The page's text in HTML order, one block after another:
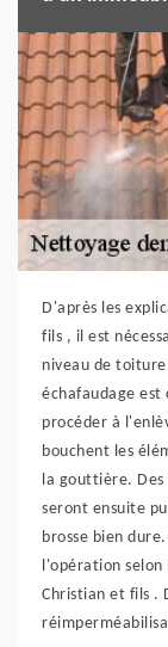
D'après les
fils , il est
niveau de
échafaudage est
procéder à
bouchent les
la gouttière.
seront ensuite
brosse bien
l'opération
Christian et fils .